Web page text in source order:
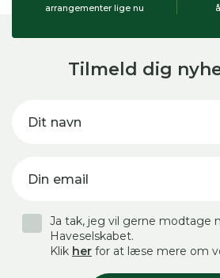
arrangementer lige nu
Tilmeld dig
Dit navn
Din email
Ja tak, jeg vil gerne modtage
Haveselskabet.
Klik her for at læse mere om